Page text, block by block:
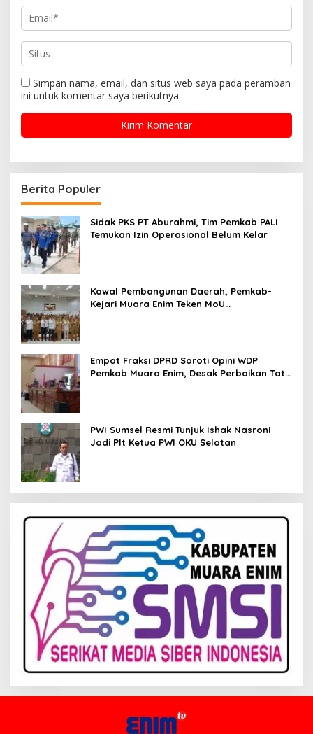
Simpan nama, email, dan situs web saya pada peramban
ini untuk komentar saya berikutnya.
Berita Populer
Sidak PKS PT Aburahmi, Tim Pemkab PALI
Temukan Izin Operasional Belum Kelar
Kawal Pembangunan Daerah, Pemkab-
Kejari Muara Enim Teken MoU
Empat Fraksi DPRD Soroti Opini WDP
Pemkab Muara Enim, Desak Perbaikan Tata
PWI Sumsel Resmi Tunjuk Ishak Nasroni
Jadi Plt Ketua PWI OKU Selatan